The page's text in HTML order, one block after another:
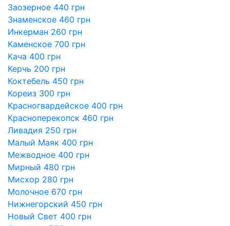
Заозерное 440 грн
Знаменское 460 грн
Инкерман 260 грн
Каменское 700 грн
Кача 400 грн
Керчь 200 грн
Коктебель 450 грн
Кореиз 300 грн
Красногвардейское 400 грн
Красноперекопск 460 грн
Ливадия 250 грн
Малый Маяк 400 грн
Межводное 400 грн
Мирный 480 грн
Мисхор 280 грн
Молочное 670 грн
Нижнегорский 450 грн
Новый Свет 400 грн